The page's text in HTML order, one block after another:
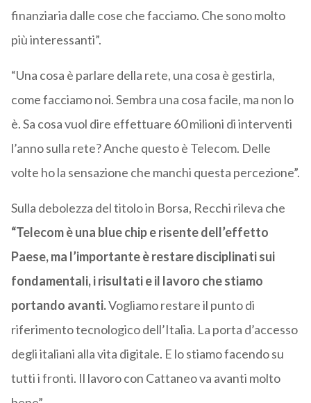
finanziaria dalle cose che facciamo. Che sono molto
più interessanti”.
“Una cosa è parlare della rete, una cosa è gestirla,
come facciamo noi. Sembra una cosa facile, ma non lo
è. Sa cosa vuol dire effettuare 60 milioni di interventi
l’anno sulla rete? Anche questo è Telecom. Delle
volte ho la sensazione che manchi questa percezione”.
Sulla debolezza del titolo in Borsa, Recchi rileva che
“Telecom è una blue chip e risente dell’effetto
Paese, ma l’importante è restare disciplinati sui
fondamentali, i risultati e il lavoro che stiamo
portando avanti.Vogliamo restare il punto di
riferimento tecnologico dell’Italia. La porta d’accesso
degli italiani alla vita digitale. E lo stiamo facendo su
tutti i fronti. Il lavoro con Cattaneo va avanti molto